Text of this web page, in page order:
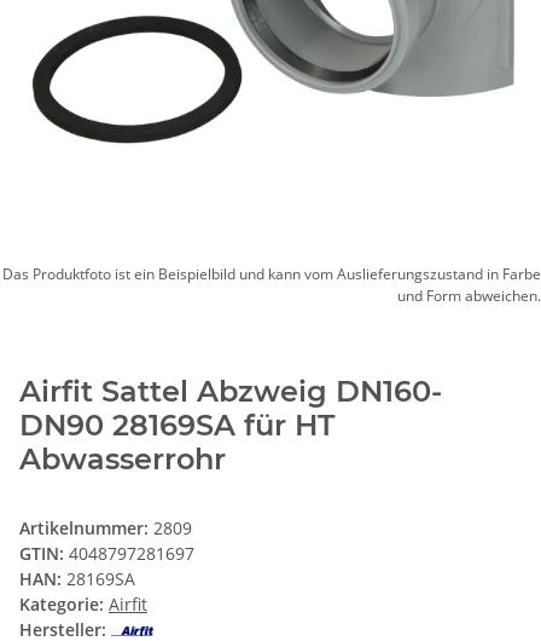
Das Produktfoto ist ein Beispielbild und kann vom Auslieferungszustand in Farbe
und Form abweichen.
Airfit Sattel Abzweig DN160-
DN90 28169SA für HT
Abwasserrohr
Artikelnummer: 2809
GTIN: 4048797281697
HAN: 28169SA
Kategorie: Airfit
Hersteller: